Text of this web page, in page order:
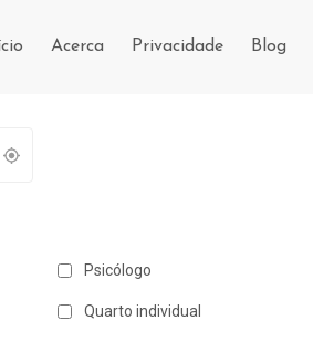
Acerca Privacidade Blog
Psicólogo
Quarto individual